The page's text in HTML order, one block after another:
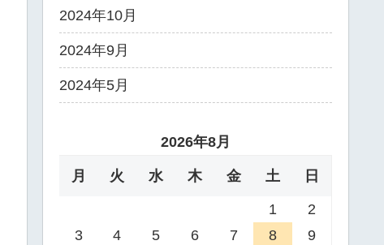
2024年10月
2024年9月
2024年5月
2026年8月
月 火 水 木 金 土 日
1
2
3
4 5 6 7 8
9